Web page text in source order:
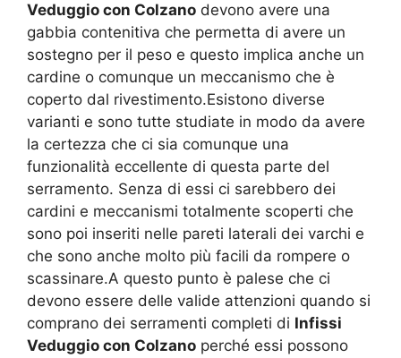
Veduggio con Colzano devono avere una
gabbia contenitiva che permetta di avere un
sostegno per il peso e questo implica anche un
cardine o comunque un meccanismo che è
coperto dal rivestimento.Esistono diverse
varianti e sono tutte studiate in modo da avere
la certezza che ci sia comunque una
funzionalità eccellente di questa parte del
serramento. Senza di essi ci sarebbero dei
cardini e meccanismi totalmente scoperti che
sono poi inseriti nelle pareti laterali dei varchi e
che sono anche molto più facili da rompere o
scassinare.A questo punto è palese che ci
devono essere delle valide attenzioni quando si
comprano dei serramenti completi di Infissi
Veduggio con Colzano perché essi possono